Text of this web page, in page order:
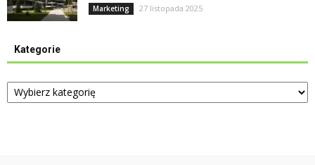
Marketing 27 listopada 2025
Kategorie
Kategorie